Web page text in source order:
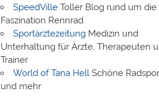
SpeedVilleToller Blog rund um die
Faszination Rennrad
SportärztezeitungMedizin und
Unterhaltung für Ärzte, Therapeuten
Trainer
World of Tana Hell Schöne
und mehr